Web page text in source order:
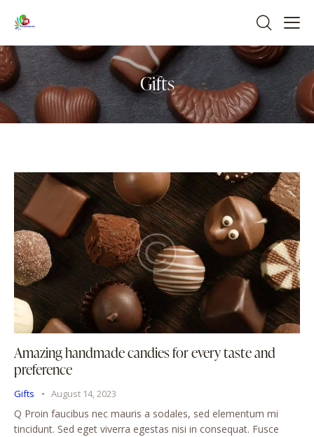
Gifts
Amazing handmade candies for every taste and
preference
Gifts August 14, 2023
Q Proin faucibus nec mauris a sodales, sed elementum mi
tincidunt. Sed eget viverra egestas nisi in consequat. Fusce